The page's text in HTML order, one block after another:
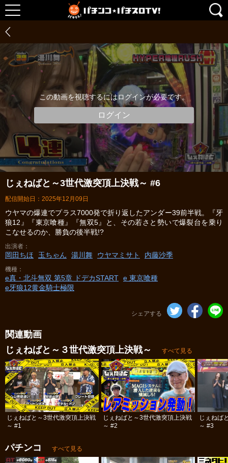
この動画を視聴するにはログインが必要です。
ログイン
じぇねばと～3世代激突頂上決戦～ #6
配信開始日：2025年12月09日
ウヤマの爆連でプラス7000発で折り返したアンダー39前半戦。『牙
狼12』『東京喰種』『無双5』と、その若さと勢いで爆裂台を乗り
こなせるのか、勝負の後半戦!?
出演者
岡田ちほ 玉ちゃん 湯川舞 ウヤマミサト 内藤沙季
機種
e真・北斗無双 第5章 ドデカSTART e 東京喰種
e牙狼12黄金騎士極限
シェアする
関連動画
じぇねばと～３世代激突頂上決戦～
すべて見る
じぇねばと～3世代激突頂上決戦
～ #1
じぇねばと～3世代激突頂上決戦
～ #2
じぇねば
～ #3
パチンコ すべて見る